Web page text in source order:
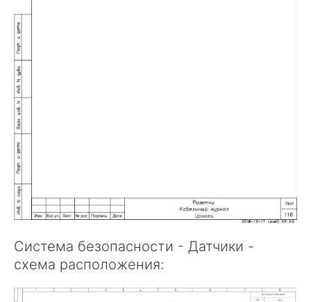
Система безопасности - Датчики -
схема расположения: